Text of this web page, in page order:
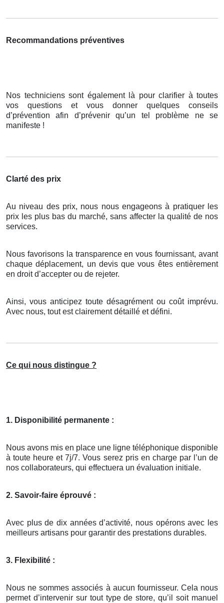
Recommandations préventives
Nos techniciens sont également là pour clarifier à toutes
vos questions et vous donner quelques conseils
d’prévention afin d’prévenir qu’un tel problème ne se
manifeste !
Clarté des prix
Au niveau des prix, nous nous engageons à pratiquer les
prix les plus bas du marché, sans affecter la qualité de nos
services.
Nous favorisons la transparence en vous fournissant, avant
chaque déplacement, un devis que vous êtes entièrement
en droit d’accepter ou de rejeter.
Ainsi, vous anticipez toute désagrément ou coût imprévu.
Avec nous, tout est clairement détaillé et défini.
Ce qui nous distingue ?
1. Disponibilité permanente :
Nous avons mis en place une ligne téléphonique disponible
à toute heure et 7j/7. Vous serez pris en charge par l’un de
nos collaborateurs, qui effectuera un évaluation initiale.
2. Savoir-faire éprouvé :
Avec plus de dix années d’activité, nous opérons avec les
meilleurs artisans pour garantir des prestations durables.
3. Flexibilité :
Nous ne sommes associés à aucun fournisseur. Cela nous
permet d’intervenir sur tout type de store, qu’il soit manuel